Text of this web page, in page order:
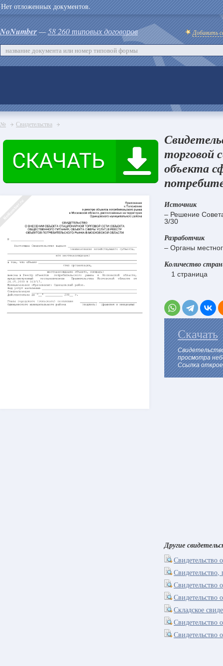
Нет отложенных документов.
NoNumber—58 260 типовых договоров Добавить
№ Свидетельства
торговой
объекта
Источник
– Решение
3/30
Разработчик
– Органы
Количество
1 страница
Скачать
просмотра
Ссылка
Другие
Свидетельство
Свидетельство
Свидетельство
Складское
Свидетельство
Свидетельство